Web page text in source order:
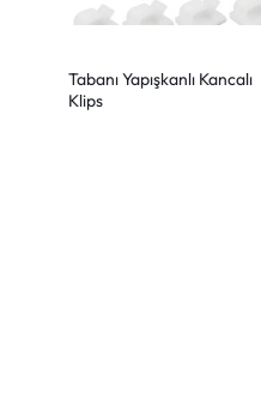
Tabanı Yapışkanlı Kancalı
Klips